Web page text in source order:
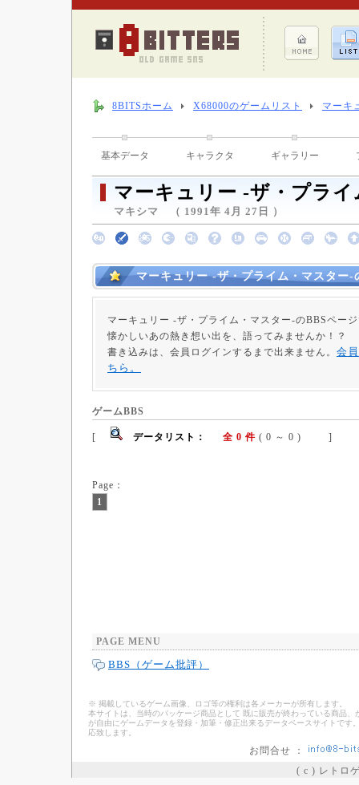
8BITSホーム X68000のゲームリスト マーキ
基本データ キャラクタ ギャラリー
マーキュリー -ザ・プラ
マキシマ （ 1991年 4月 27日 ）
マーキュリー -ザ・プライム・マスター-
マーキュリー -ザ・プライム・マスター-のBBSペー
懐かしいあの熱き想い出を、語ってみませんか！？
書き込みは、会員ログインするまで出来ません。 会
ちら。
ゲームBBS
[ データリスト： 全 0 件 ( 0 ～ 0 ) ]
Page：
1
PAGE MENU
BBS（ゲーム批評）
※ 掲載しているゲーム画像、ロゴ等の権利は各メーカーが所有します。
本サイトは、当時のパッケージ商品として 既に販売が終わっている商品
が自由にゲームデータを登録・加筆・修正出来るデータベースサイトで
応致します。
お問合せ ：
( c ) レトロ